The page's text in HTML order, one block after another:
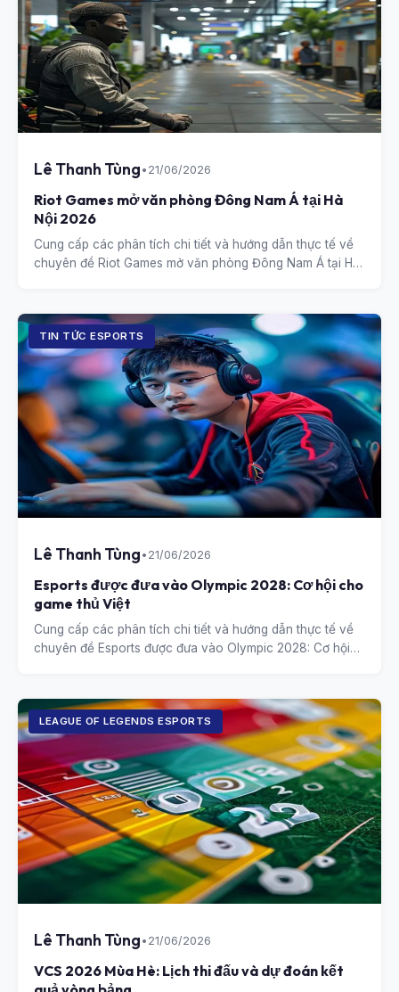
Lê Thanh Tùng • 21/06/2026
Riot Games mở văn phòng Đông Nam Á tại Hà
Nội 2026
Cung cấp các phân tích chi tiết và hướng dẫn thực tế về
chuyên đề Riot Games mở văn phòng Đông Nam Á tại Hà
TIN TỨC ESPORTS
Lê Thanh Tùng • 21/06/2026
Esports được đưa vào Olympic 2028: Cơ hội cho
game thủ Việt
Cung cấp các phân tích chi tiết và hướng dẫn thực tế về
chuyên đề Esports được đưa vào Olympic 2028: Cơ hội
LEAGUE OF LEGENDS ESPORTS
Lê Thanh Tùng • 21/06/2026
VCS 2026 Mùa Hè: Lịch thi đấu và dự đoán kết